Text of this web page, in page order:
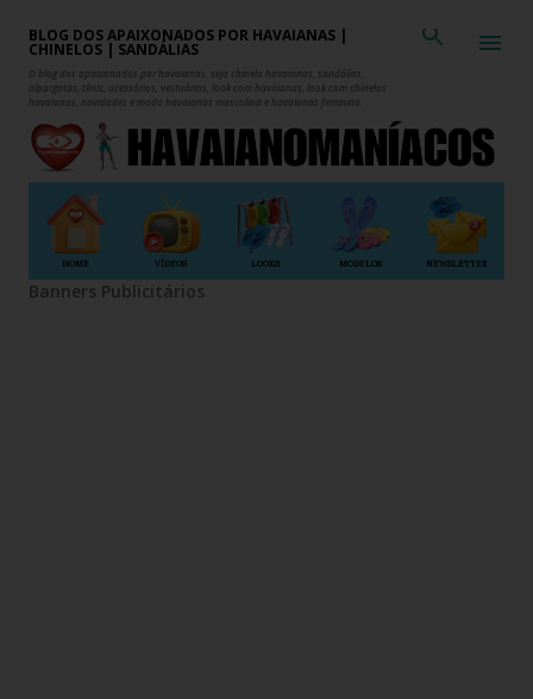
Pular para o conteúdo principal
BLOG DOS APAIXONADOS POR HAVAIANAS |
CHINELOS | SANDÁLIAS
O blog dos apaixonados por havaianas, seja chinelo havaianas, sandálias,
alpargatas, tênis, acessórios, vestuários, look com havaianas, look com chinelos
havaianas, novidades e moda havaianas masculina e havaianas feminina.
HOME VÍDEOS LOOKS MODELOS NEWSLETTER
Banners Publicitários